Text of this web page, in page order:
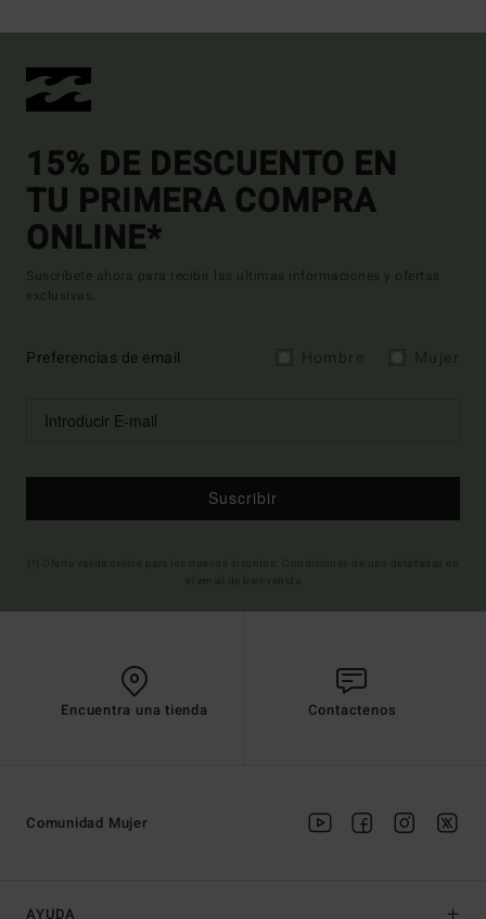
15% DE DESCUENTO EN
TU PRIMERA COMPRA
ONLINE*
Suscríbete ahora para recibir las ultimas informaciones y ofertas
exclusivas.
Preferencias de email
Suscribir
Encuentra una tienda Contactenos
AYUDA
Comunidad Mujer